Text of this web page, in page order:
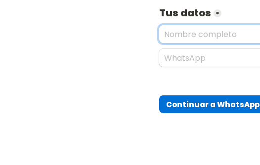
Tus datos *
Continuar a WhatsApp